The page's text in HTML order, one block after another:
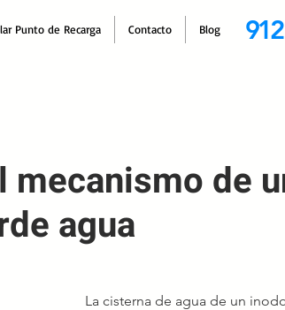
Punto de Recarga Contacto Blog
de
agua
La cisterna de agua de un